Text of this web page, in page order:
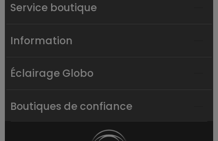
Service boutique
Information
Éclairage Globo
Boutiques de confiance